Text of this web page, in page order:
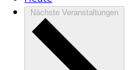
Nächste Veranstaltungen